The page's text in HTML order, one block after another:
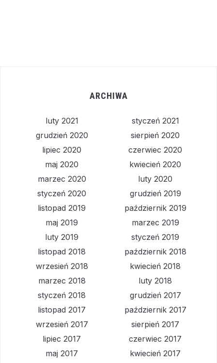
ARCHIWA
luty 2021
styczeń 2021
grudzień 2020
sierpień 2020
lipiec 2020
czerwiec 2020
maj 2020
kwiecień 2020
marzec 2020
luty 2020
styczeń 2020
grudzień 2019
listopad 2019
październik 2019
maj 2019
marzec 2019
luty 2019
styczeń 2019
listopad 2018
październik 2018
wrzesień 2018
kwiecień 2018
marzec 2018
luty 2018
styczeń 2018
grudzień 2017
listopad 2017
październik 2017
wrzesień 2017
sierpień 2017
lipiec 2017
czerwiec 2017
maj 2017
kwiecień 2017